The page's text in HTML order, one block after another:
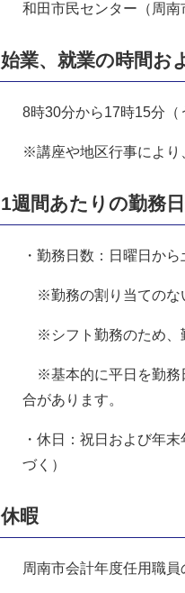
和田市民センター（周南
始業、就業の時間お
8時30分から17時15分（
※講座や地区行事により
1週間あたりの勤務
・勤務日数：日曜日か
※勤務の割り当てのな
※シフト勤務のため、
※基本的に平日を勤務
合があります。
・休日：祝日および年
づく）
休暇
周南市会計年度任用職